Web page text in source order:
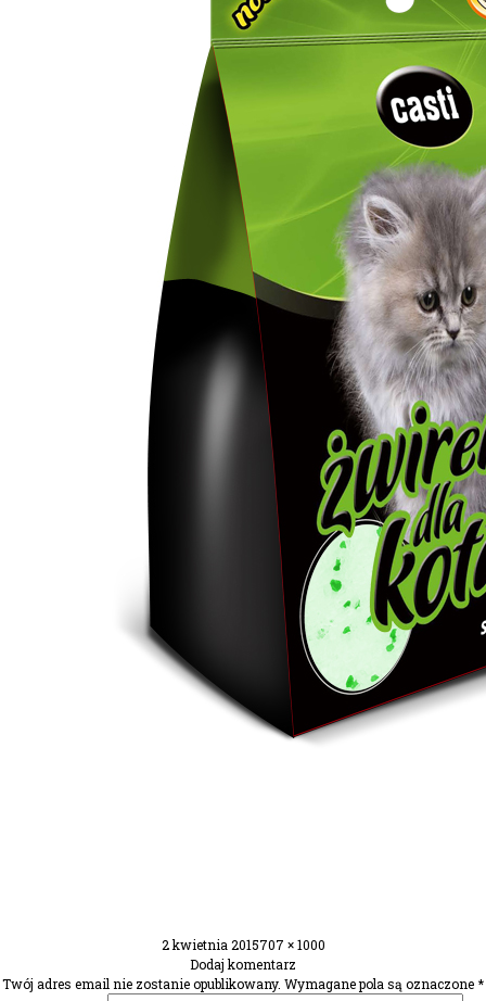
Posted
2 kwietnia 2015Full
size
707 × 1000
Dodaj komentarz
Twój adres email nie zostanie opublikowany. Wymagane pola są oznaczone *